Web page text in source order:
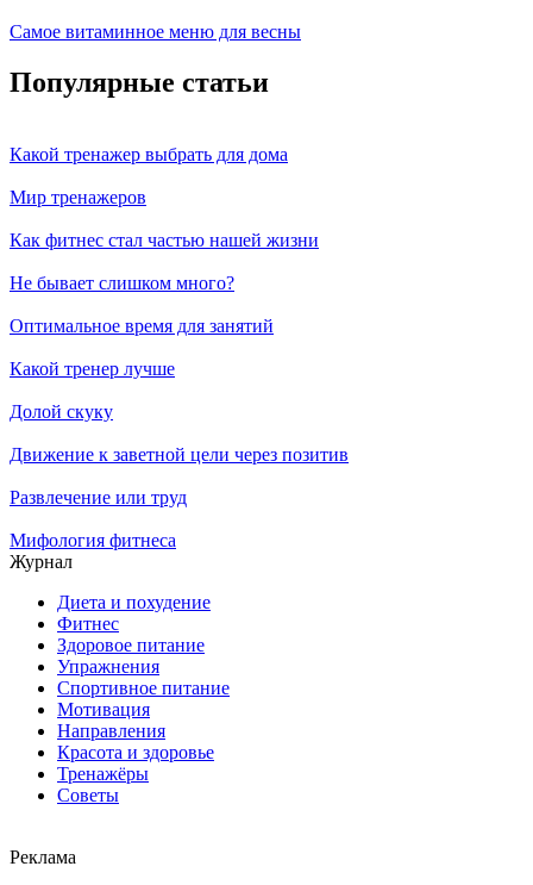
Самое витаминное меню для весны
Популярные статьи
Какой тренажер выбрать для дома
Мир тренажеров
Как фитнес стал частью нашей жизни
Не бывает слишком много?
Оптимальное время для занятий
Какой тренер лучше
Долой скуку
Движение к заветной цели через позитив
Развлечение или труд
Мифология фитнеса
Журнал
Диета и похудение
Фитнес
Здоровое питание
Упражнения
Спортивное питание
Мотивация
Направления
Красота и здоровье
Тренажёры
Советы
Реклама